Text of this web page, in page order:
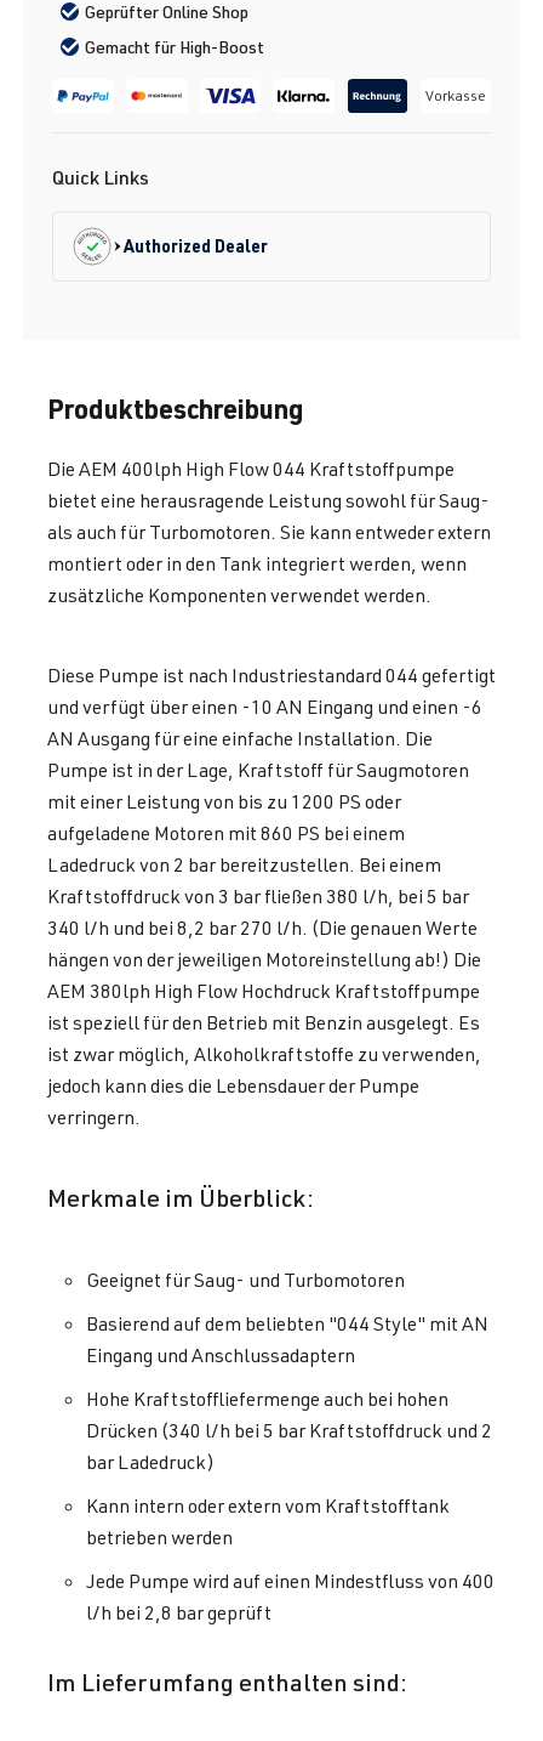
Geprüfter Online Shop
Gemacht für High-Boost
Vorkasse
Quick Links
Authorized Dealer
Produktbeschreibung
Die AEM 400lph High Flow 044 Kraftstoffpumpe
bietet eine herausragende Leistung sowohl für Saug-
als auch für Turbomotoren. Sie kann entweder extern
montiert oder in den Tank integriert werden, wenn
zusätzliche Komponenten verwendet werden.
Diese Pumpe ist nach Industriestandard 044 gefertigt
und verfügt über einen -10 AN Eingang und einen -6
AN Ausgang für eine einfache Installation. Die
Pumpe ist in der Lage, Kraftstoff für Saugmotoren
mit einer Leistung von bis zu 1200 PS oder
aufgeladene Motoren mit 860 PS bei einem
Ladedruck von 2 bar bereitzustellen. Bei einem
Kraftstoffdruck von 3 bar fließen 380 l/h, bei 5 bar
340 l/h und bei 8,2 bar 270 l/h. (Die genauen Werte
hängen von der jeweiligen Motoreinstellung ab!) Die
AEM 380lph High Flow Hochdruck Kraftstoffpumpe
ist speziell für den Betrieb mit Benzin ausgelegt. Es
ist zwar möglich, Alkoholkraftstoffe zu verwenden,
jedoch kann dies die Lebensdauer der Pumpe
verringern.
Merkmale im Überblick:
Geeignet für Saug- und Turbomotoren
Basierend auf dem beliebten "044 Style" mit AN
Eingang und Anschlussadaptern
Hohe Kraftstoffliefermenge auch bei hohen
Drücken (340 l/h bei 5 bar Kraftstoffdruck und 2
bar Ladedruck)
Kann intern oder extern vom Kraftstofftank
betrieben werden
Jede Pumpe wird auf einen Mindestfluss von 400
l/h bei 2,8 bar geprüft
Im Lieferumfang enthalten sind: